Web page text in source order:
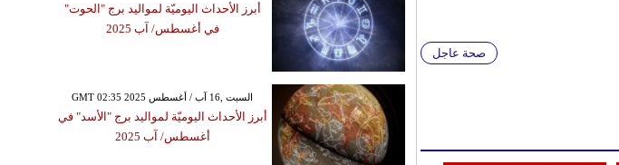
صحة عاجل
أبرز الأحداث اليوميّة لمواليد برج "الحوت"
في أغسطس/ آب 2025
GMT 02:35 2025 السبت ,16 آب / أغسطس
أبرز الأحداث اليوميّة لمواليد برج "الأسد" في
أغسطس/ آب 2025